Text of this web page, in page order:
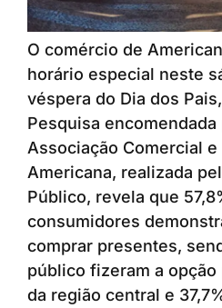
O comércio de
horário especial neste
véspera do Dia dos
Pesquisa encomendada
Associação Comercial
Americana, realizada
Público, revela que
consumidores
comprar presentes,
público fizeram a
da região central e